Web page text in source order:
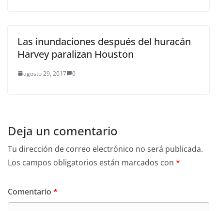
Las inundaciones después del huracán
Harvey paralizan Houston
agosto 29, 2017 0
Deja un comentario
Tu dirección de correo electrónico no será publicada.
Los campos obligatorios están marcados con *
Comentario *